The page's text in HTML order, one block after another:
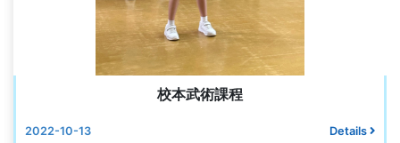
校本武術課程
2022-10-13 Details